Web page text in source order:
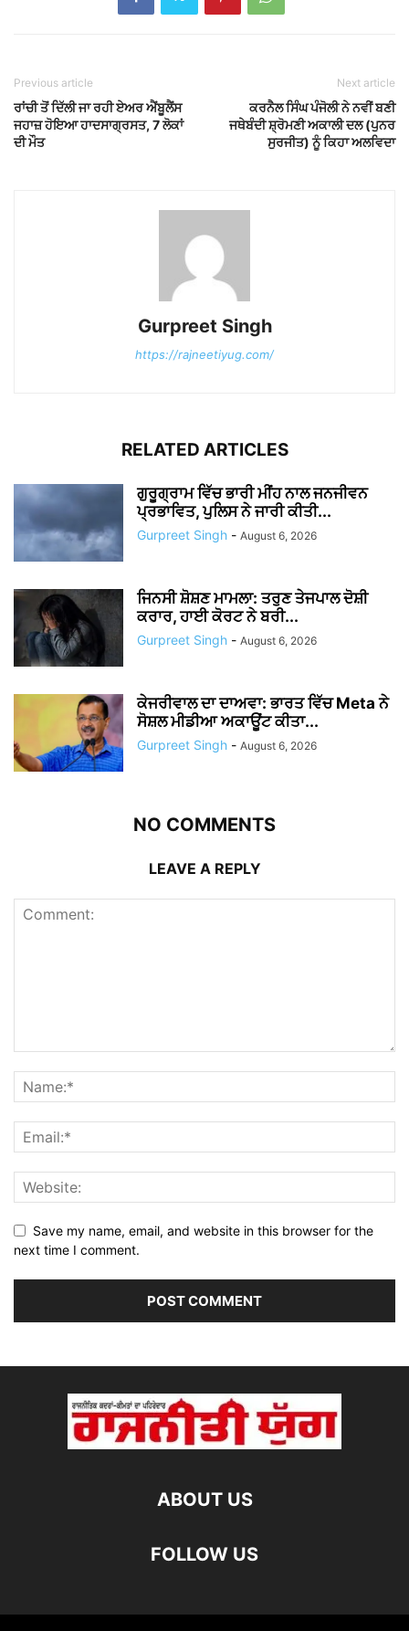
Previous article
ਰਾਂਚੀ ਤੋਂ ਦਿੱਲੀ ਜਾ ਰਹੀ ਏਅਰ ਐਂਬੂਲੈਂਸ
ਜਹਾਜ਼ ਹੋਇਆ ਹਾਦਸਾਗ੍ਰਸਤ, 7 ਲੋਕਾਂ
ਦੀ ਮੌਤ
Next article
ਕਰਨੈਲ ਸਿੰਘ ਪੰਜੋਲੀ ਨੇ ਨਵੀਂ ਬਣੀ
ਜਥੇਬੰਦੀ ਸ਼੍ਰੋਮਣੀ ਅਕਾਲੀ ਦਲ (ਪੁਨਰ
ਸੁਰਜੀਤ) ਨੂੰ ਕਿਹਾ ਅਲਵਿਦਾ
Gurpreet Singh
https://rajneetiyug.com/
RELATED ARTICLES
ਗੁਰੂਗ੍ਰਾਮ ਵਿੱਚ ਭਾਰੀ ਮੀਂਹ ਨਾਲ ਜਨਜੀਵਨ
ਪ੍ਰਭਾਵਿਤ, ਪੁਲਿਸ ਨੇ ਜਾਰੀ ਕੀਤੀ...
Gurpreet Singh - August 6, 2026
ਜਿਨਸੀ ਸ਼ੋਸ਼ਣ ਮਾਮਲਾ: ਤਰੁਣ ਤੇਜਪਾਲ ਦੋਸ਼ੀ
ਕਰਾਰ, ਹਾਈ ਕੋਰਟ ਨੇ ਬਰੀ...
Gurpreet Singh - August 6, 2026
ਕੇਜਰੀਵਾਲ ਦਾ ਦਾਅਵਾ: ਭਾਰਤ ਵਿੱਚ Meta ਨੇ
ਸੋਸ਼ਲ ਮੀਡੀਆ ਅਕਾਊਂਟ ਕੀਤਾ...
Gurpreet Singh - August 6, 2026
NO COMMENTS
LEAVE A REPLY
Save my name, email, and website in this browser for the
next time I comment.
ABOUT US
FOLLOW US